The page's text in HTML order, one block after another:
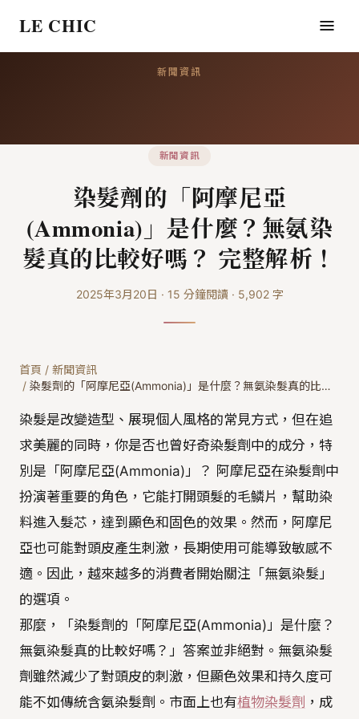
LE CHIC
新聞資訊
新聞資訊
染髮劑的「阿摩尼亞
(Ammonia)」是什麼？無氨染
髮真的比較好嗎？ 完整解析！
2025年3月20日 · 15 分鐘閱讀· 5,902字
首頁 / 新聞資訊
/ 染髮劑的「阿摩尼亞(Ammonia)」是什麼？無氨染髮真的比…
染髮是改變造型、展現個人風格的常見方式，但在追
求美麗的同時，你是否也曾好奇染髮劑中的成分，特
別是「阿摩尼亞(Ammonia)」？ 阿摩尼亞在染髮劑中
扮演著重要的角色，它能打開頭髮的毛鱗片，幫助染
料進入髮芯，達到顯色和固色的效果。然而，阿摩尼
亞也可能對頭皮產生刺激，長期使用可能導致敏感不
適。因此，越來越多的消費者開始關注「無氨染髮」
的選項。
那麼，「染髮劑的「阿摩尼亞(Ammonia)」是什麼？
無氨染髮真的比較好嗎？」答案並非絕對。無氨染髮
劑雖然減少了對頭皮的刺激，但顯色效果和持久度可
能不如傳統含氨染髮劑。市面上也有植物染髮劑 ，成